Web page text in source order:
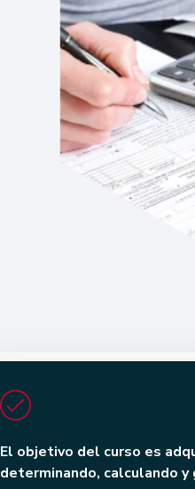
El objetivo del curso es
determinando, calculando